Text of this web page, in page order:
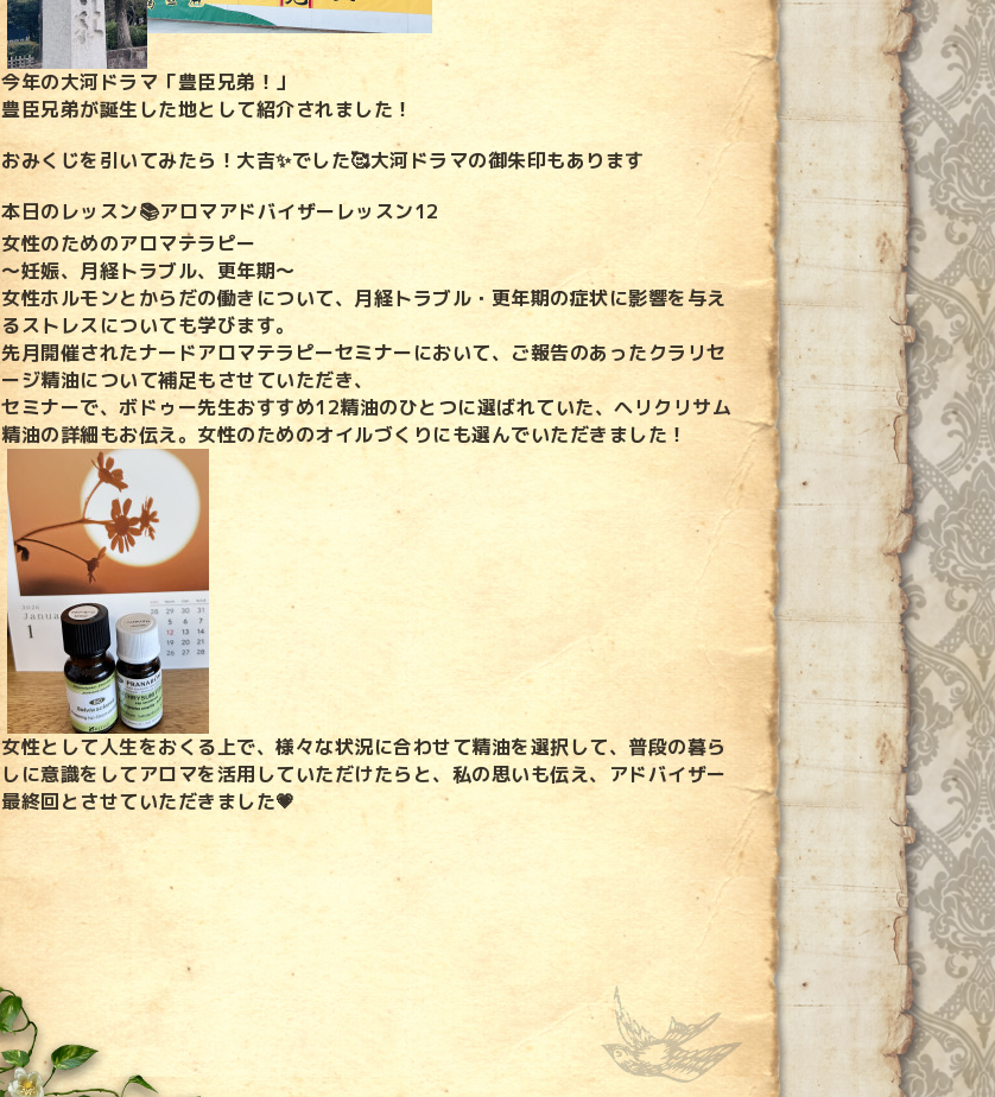
今年の大河ドラマ「豊臣兄弟！」
豊臣兄弟が誕生した地として紹介されました！
おみくじを引いてみたら！大吉✨でした🥰大河ドラマの御朱印もあります
本日のレッスン📚アロマアドバイザーレッスン12
女性のためのアロマテラピー
～妊娠、月経トラブル、更年期～
女性ホルモンとからだの働きについて、月経トラブル・更年期の症状に影響を与え
るストレスについても学びます。
先月開催されたナードアロマテラピーセミナーにおいて、ご報告のあったクラリセ
ージ精油について補足もさせていただき、
セミナーで、ボドゥー先生おすすめ12精油のひとつに選ばれていた、ヘリクリサム
精油の詳細もお伝え。女性のためのオイルづくりにも選んでいただきました！
女性として人生をおくる上で、様々な状況に合わせて精油を選択して、普段の暮ら
しに意識をしてアロマを活用していただけたらと、私の思いも伝え、アドバイザー
最終回とさせていただきました💗